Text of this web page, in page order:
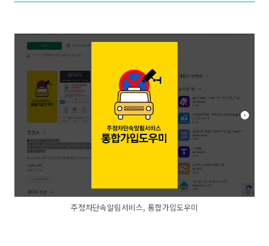
주정차단속알림서비스, 통합가입도우미